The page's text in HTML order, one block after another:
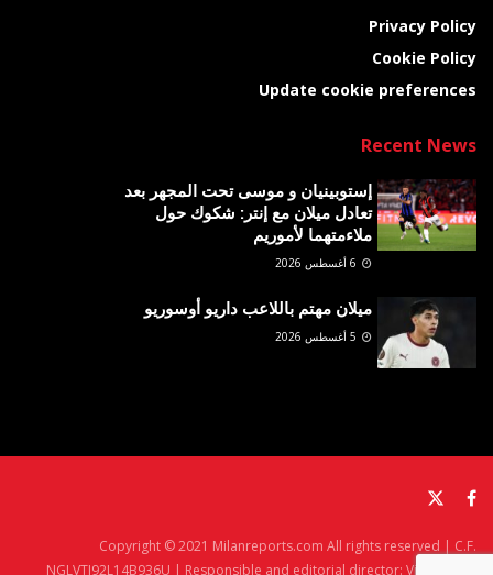
Privacy Policy
Cookie Policy
Update cookie preferences
Recent News
إستوبينيان و موسى تحت المجهر بعد
تعادل ميلان مع إنتر: شكوك حول
ملاءمتهما لأموريم
ميلان مهتم باللاعب داريو أوسوريو
Copyright © 2021 Milanreports.com All rights reserved | C.F.
NGLVTI92L14B936U | Responsible and editorial director: Vito Angelè